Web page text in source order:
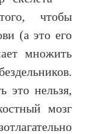
чтобы
(а это его
множить
это нельзя,
мозг